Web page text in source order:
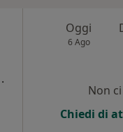
·
Oggi
6 Ago
Non
Chiedi di